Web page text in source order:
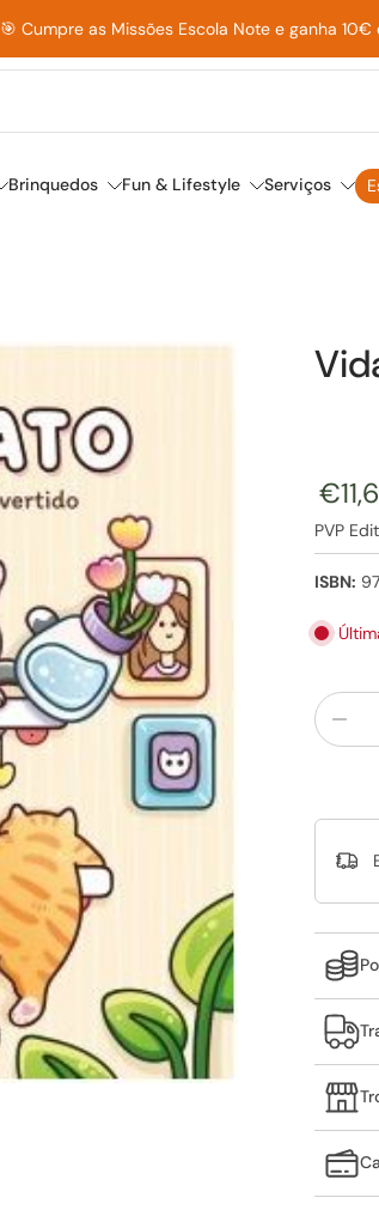
🎯 Cumpre as Missões Escola Note e ganha
Brinquedos Fun & Lifestyle Serviços
PVP
ISBN: